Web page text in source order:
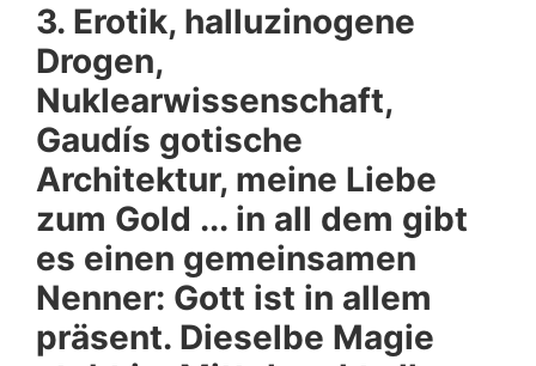
3. Erotik, halluzinogene
Drogen,
Nuklearwissenschaft,
Gaudís gotische
Architektur, meine Liebe
zum Gold ... in all dem gibt
es einen gemeinsamen
Nenner: Gott ist in allem
präsent. Dieselbe Magie